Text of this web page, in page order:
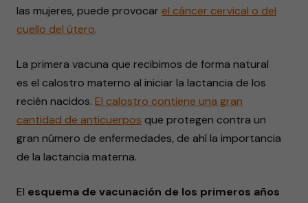
las mujeres, puede provocar el cáncer cervical o del
cuello del útero.
La primera vacuna que recibimos de forma natural
es el calostro materno al iniciar la lactancia de los
recién nacidos. El calostro contiene una gran
cantidad de anticuerpos que protegen contra un
gran número de enfermedades, de ahí la importancia
de la lactancia materna.
El esquema de vacunación de los primeros años